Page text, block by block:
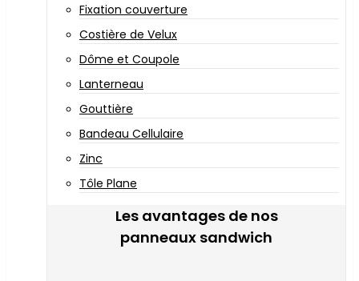
Fixation couverture
Costière de Velux
Dôme et Coupole
Lanterneau
Gouttière
Bandeau Cellulaire
Zinc
Tôle Plane
Les avantages de nos
panneaux sandwich